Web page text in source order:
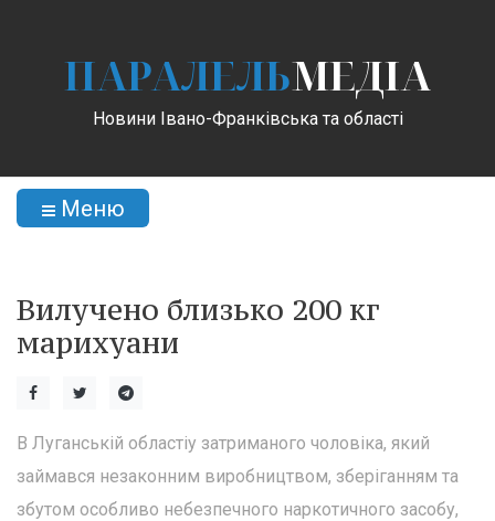
ПАРАЛЕЛЬМЕДІА
Новини Івано-Франківська та області
Меню
Вилучено близько 200 кг
марихуани
В Луганській областіу затриманого чоловіка, який
займався незаконним виробництвом, зберіганням та
збутом особливо небезпечного наркотичного засобу,